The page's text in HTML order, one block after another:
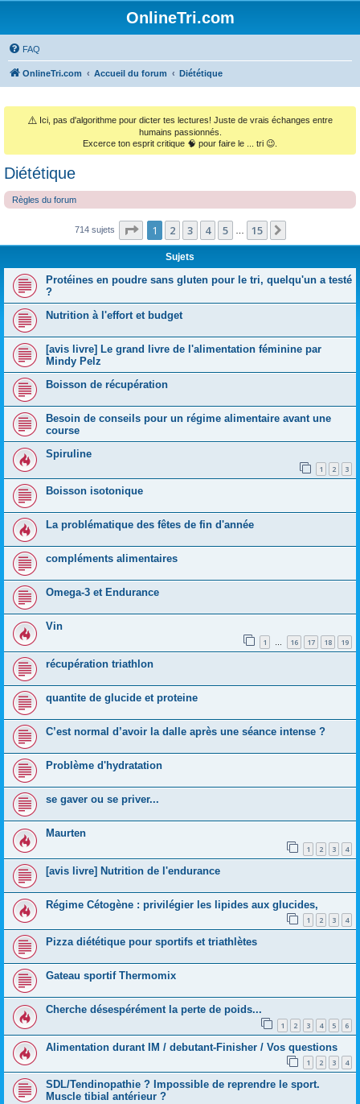
OnlineTri.com
FAQ
OnlineTri.com Accueil du forum Diététique
⚠️ Ici, pas d'algorithme pour dicter tes lectures! Juste de vrais échanges entre
humains passionnés.
Excerce ton esprit critique 🧠 pour faire le ... tri 😉.
Diététique
Règles du forum
714 sujets Page 1sur
1 2 3 4 5 15
Sujets
Protéines en poudre sans gluten pour le tri, quelqu'un a testé
?
Nutrition à l'effort et budget
[avis livre] Le grand livre de l'alimentation féminine par
Mindy Pelz
Boisson de récupération
Besoin de conseils pour un régime alimentaire avant une
course
Spiruline
1 2 3
Boisson isotonique
La problématique des fêtes de fin d'année
compléments alimentaires
Omega-3 et Endurance
Vin
1 … 16 17 18 19
récupération triathlon
quantite de glucide et proteine
C’est normal d’avoir la dalle après une séance intense ?
Problème d'hydratation
se gaver ou se priver...
Maurten
1 2 3 4
[avis livre] Nutrition de l'endurance
Régime Cétogène : privilégier les lipides aux glucides,
1 2 3 4
Pizza diététique pour sportifs et triathlètes
Gateau sportif Thermomix
Cherche désespérément la perte de poids...
1 2 3 4 5 6
Alimentation durant IM / debutant-Finisher / Vos questions
1 2 3 4
SDL/Tendinopathie ? Impossible de reprendre le sport.
Muscle tibial antérieur ?